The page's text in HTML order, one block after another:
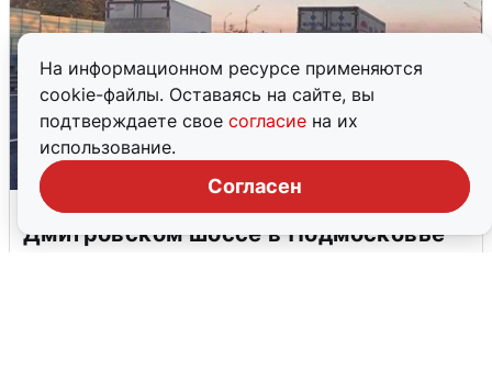
На информационном ресурсе применяются
cookie-файлы. Оставаясь на сайте, вы
подтверждаете свое согласие на их
использование.
Согласен
Пять машин столкнулись на
Дмитровском шоссе в Подмосковье